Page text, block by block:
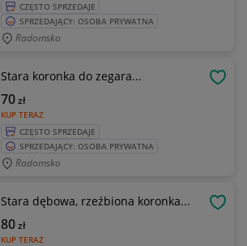
CZĘSTO SPRZEDAJE
SPRZEDAJĄCY: OSOBA PRYWATNA
Radomsko
Stara koronka do zegara...
KUP TERAZ
70zł
CZĘSTO SPRZEDAJE
SPRZEDAJĄCY: OSOBA PRYWATNA
Radomsko
Stara dębowa, rzeźbiona koronka...
KUP TERAZ
80zł